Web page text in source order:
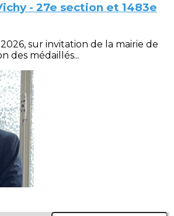
- 27e section et 1483e
sur invitation de la mairie de
des médaillés...